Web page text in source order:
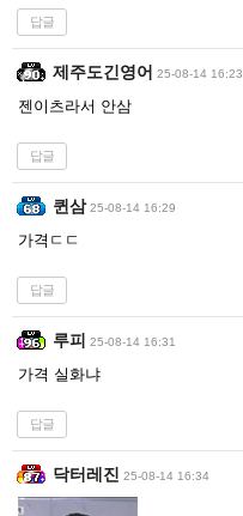
답글
제주도긴영어 25-08-14 16:23
젠이츠라서 안삼
답글
퀸삼 25-08-14 16:29
가격ㄷㄷ
답글
루피 25-08-14 16:31
가격 실화냐
답글
닥터레진 25-08-14 16:34